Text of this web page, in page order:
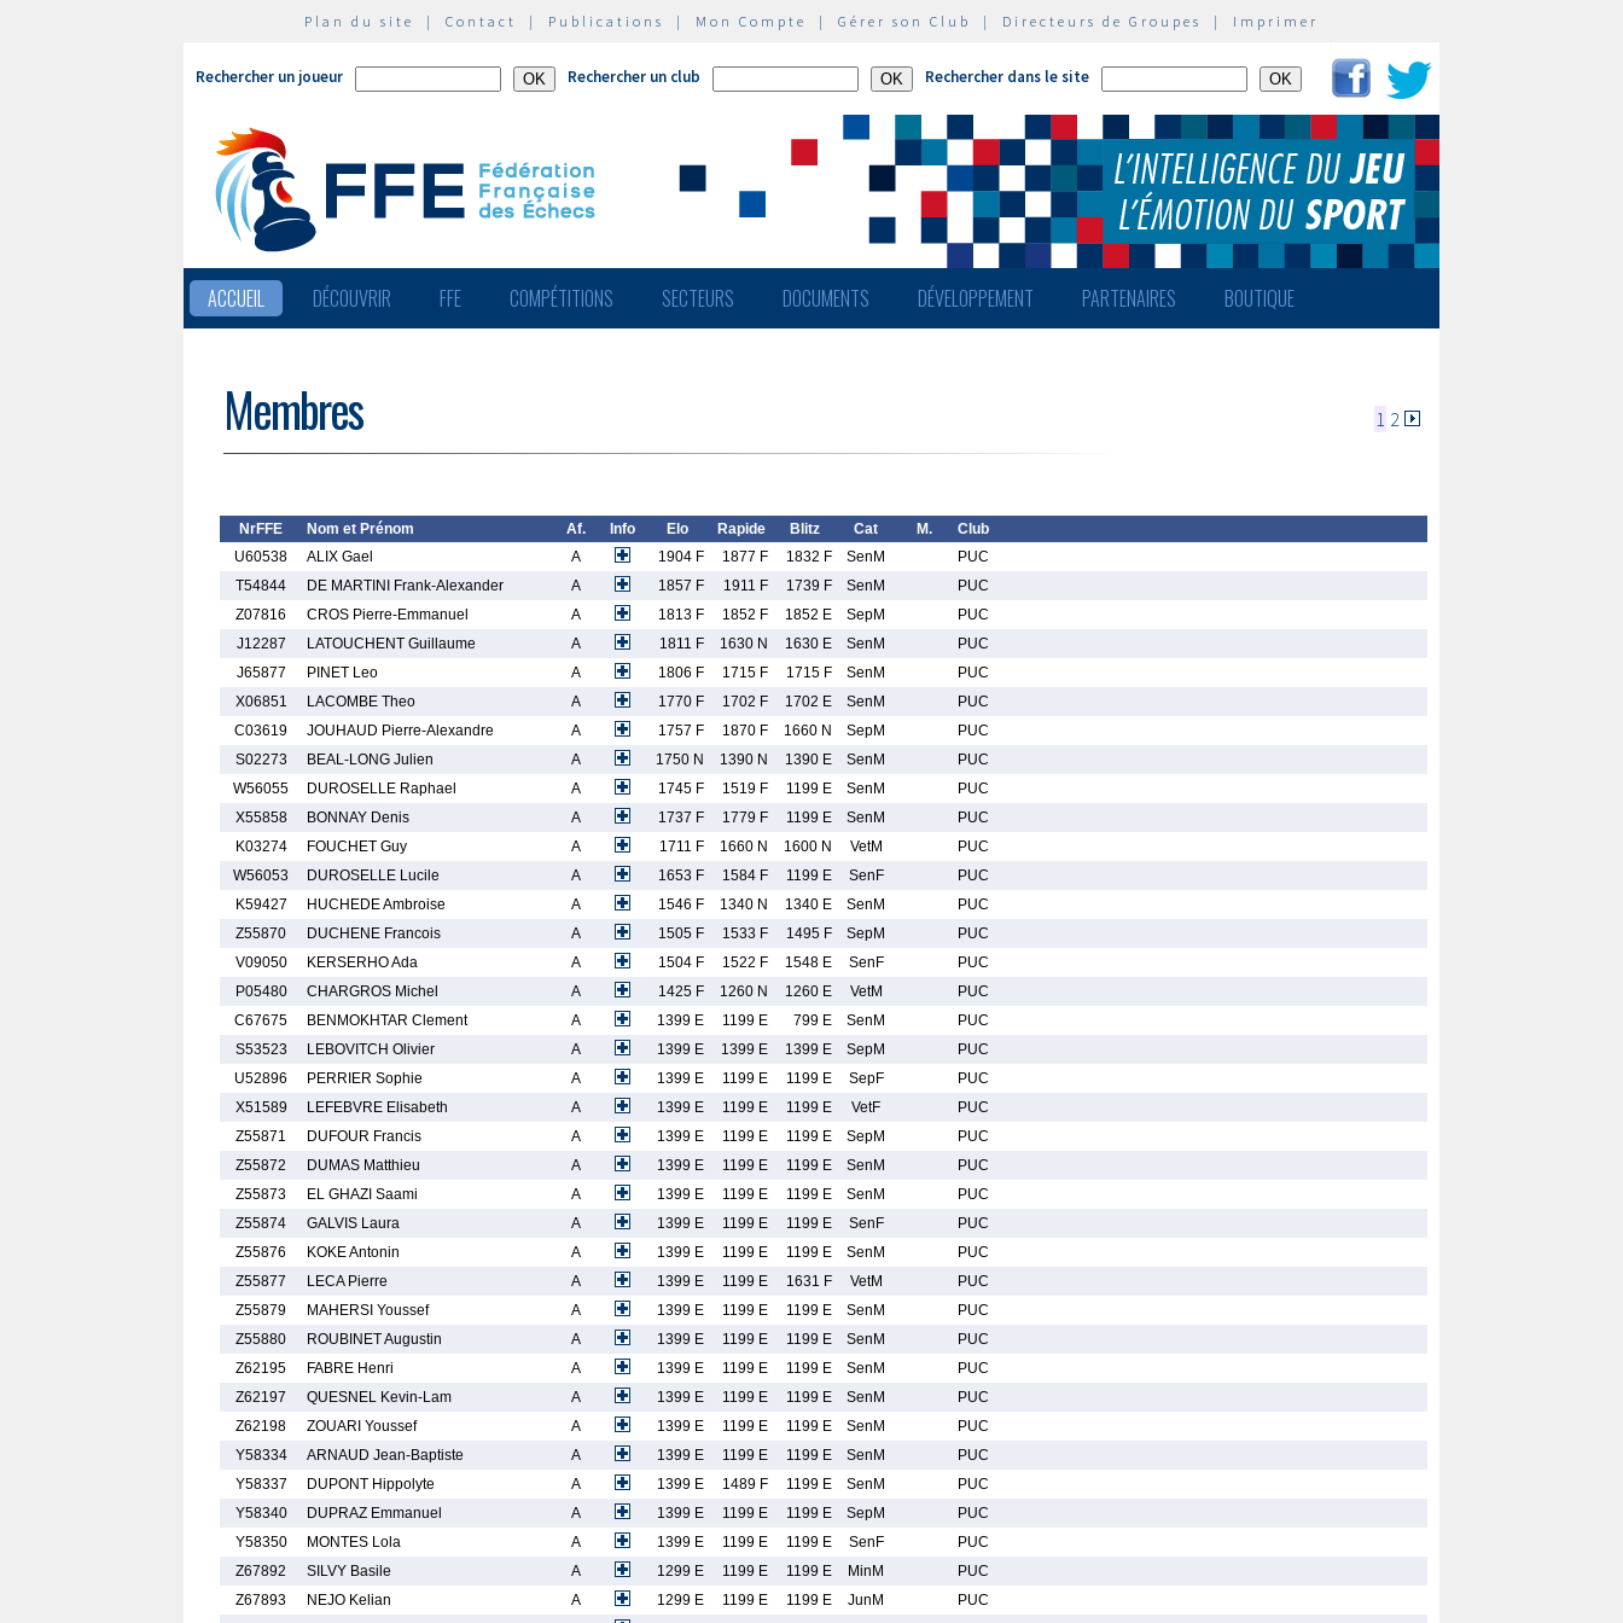
Plan du site | Contact | Publications | Mon Compte | Gérer son Club | Directeurs de Groupes | Imprimer
Rechercher un joueur Rechercher un club Rechercher dans le site
ACCUEIL DÉCOUVRIR FFE COMPÉTITIONS SECTEURS DOCUMENTS DÉVELOPPEMENT PARTENAIRES BOUTIQUE
Membres 1 2
NrFFE Nom et Prénom Af. Info Elo Rapide Blitz Cat M.
Club
U60538
ALIX Gael A 1904 F 1877 F 1832 F SenM
PUC
T54844
DE MARTINI Frank-Alexander A 1857 F 1911 F 1739 F SenM
PUC
Z07816
CROS Pierre-Emmanuel A 1813 F 1852 F 1852 E SepM
PUC
J12287
LATOUCHENT Guillaume A 1811 F 1630 N 1630 E SenM
PUC
J65877
PINET Leo A 1806 F 1715 F 1715 F SenM
PUC
X06851
LACOMBE Theo A 1770 F 1702 F 1702 E SenM
PUC
C03619
JOUHAUD Pierre-Alexandre A 1757 F 1870 F 1660 N SepM
PUC
S02273
BEAL-LONG Julien A 1750 N 1390 N 1390 E SenM
PUC
W56055
DUROSELLE Raphael A 1745 F 1519 F 1199 E SenM
PUC
X55858
BONNAY Denis A 1737 F 1779 F 1199 E SenM
PUC
K03274
FOUCHET Guy A 1711 F 1660 N 1600 N VetM
PUC
W56053
DUROSELLE Lucile A 1653 F 1584 F 1199 E SenF
PUC
K59427
HUCHEDE Ambroise A 1546 F 1340 N 1340 E SenM
PUC
Z55870
DUCHENE Francois A 1505 F 1533 F 1495 F SepM
PUC
V09050
KERSERHO Ada A 1504 F 1522 F 1548 E SenF
PUC
P05480
CHARGROS Michel A 1425 F 1260 N 1260 E VetM
PUC
C67675
BENMOKHTAR Clement A 1399 E 1199 E 799 E SenM
PUC
S53523
LEBOVITCH Olivier A 1399 E 1399 E 1399 E SepM
PUC
U52896
PERRIER Sophie A 1399 E 1199 E 1199 E SepF
PUC
X51589
LEFEBVRE Elisabeth A 1399 E 1199 E 1199 E VetF
PUC
Z55871
DUFOUR Francis A 1399 E 1199 E 1199 E SepM
PUC
Z55872
DUMAS Matthieu A 1399 E 1199 E 1199 E SenM
PUC
Z55873
EL GHAZI Saami A 1399 E 1199 E 1199 E SenM
PUC
Z55874
GALVIS Laura A 1399 E 1199 E 1199 E SenF
PUC
Z55876
KOKE Antonin A 1399 E 1199 E 1199 E SenM
PUC
Z55877
LECA Pierre A 1399 E 1199 E 1631 F VetM
PUC
Z55879
MAHERSI Youssef A 1399 E 1199 E 1199 E SenM
PUC
Z55880
ROUBINET Augustin A 1399 E 1199 E 1199 E SenM
PUC
Z62195
FABRE Henri A 1399 E 1199 E 1199 E SenM
PUC
Z62197
QUESNEL Kevin-Lam A 1399 E 1199 E 1199 E SenM
PUC
Z62198
ZOUARI Youssef A 1399 E 1199 E 1199 E SenM
PUC
Y58334
ARNAUD Jean-Baptiste A 1399 E 1199 E 1199 E SenM
PUC
Y58337
DUPONT Hippolyte A 1399 E 1489 F 1199 E SenM
PUC
Y58340
DUPRAZ Emmanuel A 1399 E 1199 E 1199 E SepM
PUC
Y58350
MONTES Lola A 1399 E 1199 E 1199 E SenF
PUC
Z67892
SILVY Basile A 1299 E 1199 E 1199 E MinM
PUC
Z67893
NEJO Kelian A 1299 E 1199 E 1199 E JunM
PUC